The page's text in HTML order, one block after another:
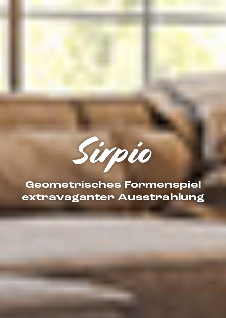
Sirpio
Geometrisches Formenspiel
extravaganter Ausstrahlung